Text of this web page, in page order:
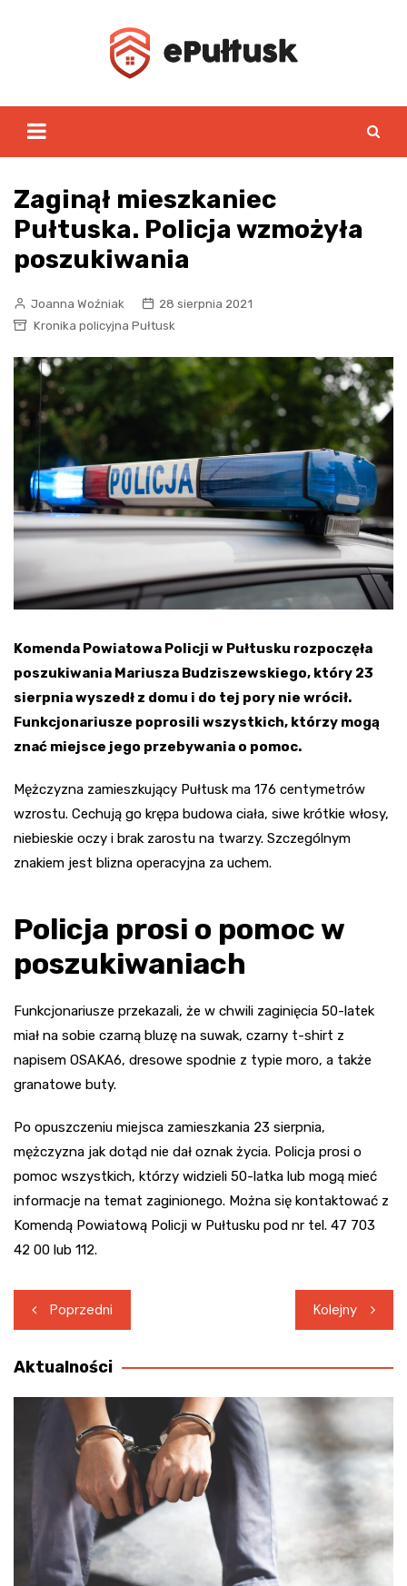
Zaginął mieszkaniec
Pułtuska. Policja wzmożyła
poszukiwania
Joanna Woźniak
28 sierpnia 2021
Kronika policyjna Pułtusk
Komenda Powiatowa Policji w Pułtusku rozpoczęła
poszukiwania Mariusza Budziszewskiego, który 23
sierpnia wyszedł z domu i do tej pory nie wrócił.
Funkcjonariusze poprosili wszystkich, którzy mogą
znać miejsce jego przebywania o pomoc.
Mężczyzna zamieszkujący Pułtusk ma 176 centymetrów
wzrostu. Cechują go krępa budowa ciała, siwe krótkie włosy,
niebieskie oczy i brak zarostu na twarzy. Szczególnym
znakiem jest blizna operacyjna za uchem.
Policja prosi o pomoc w
poszukiwaniach
Funkcjonariusze przekazali, że w chwili zaginięcia 50-latek
miał na sobie czarną bluzę na suwak, czarny t-shirt z
napisem OSAKA6, dresowe spodnie z typie moro, a także
granatowe buty.
Po opuszczeniu miejsca zamieszkania 23 sierpnia,
mężczyzna jak dotąd nie dał oznak życia. Policja prosi o
pomoc wszystkich, którzy widzieli 50-latka lub mogą mieć
informacje na temat zaginionego. Można się kontaktować z
Komendą Powiatową Policji w Pułtusku pod nr tel. 47 703
42 00 lub 112.
Nawigacja
wpisu
Poprzedni Kolejny
Aktualności